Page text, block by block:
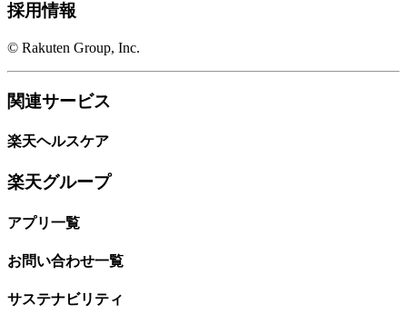
採用情報
© Rakuten Group, Inc.
関連サービス
楽天ヘルスケア
楽天グループ
アプリ一覧
お問い合わせ一覧
サステナビリティ